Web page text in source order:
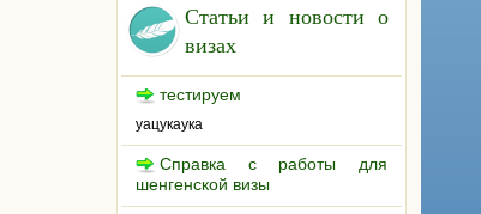
Статьи и новости о
визах
тестируем
уацукаука
Справка с работы для
шенгенской визы